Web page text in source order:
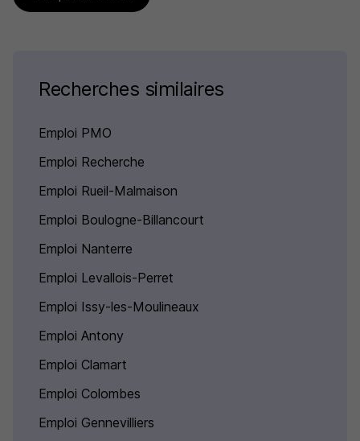
Recherches similaires
Emploi PMO
Emploi Recherche
Emploi Rueil-Malmaison
Emploi Boulogne-Billancourt
Emploi Nanterre
Emploi Levallois-Perret
Emploi Issy-les-Moulineaux
Emploi Antony
Emploi Clamart
Emploi Colombes
Emploi Gennevilliers